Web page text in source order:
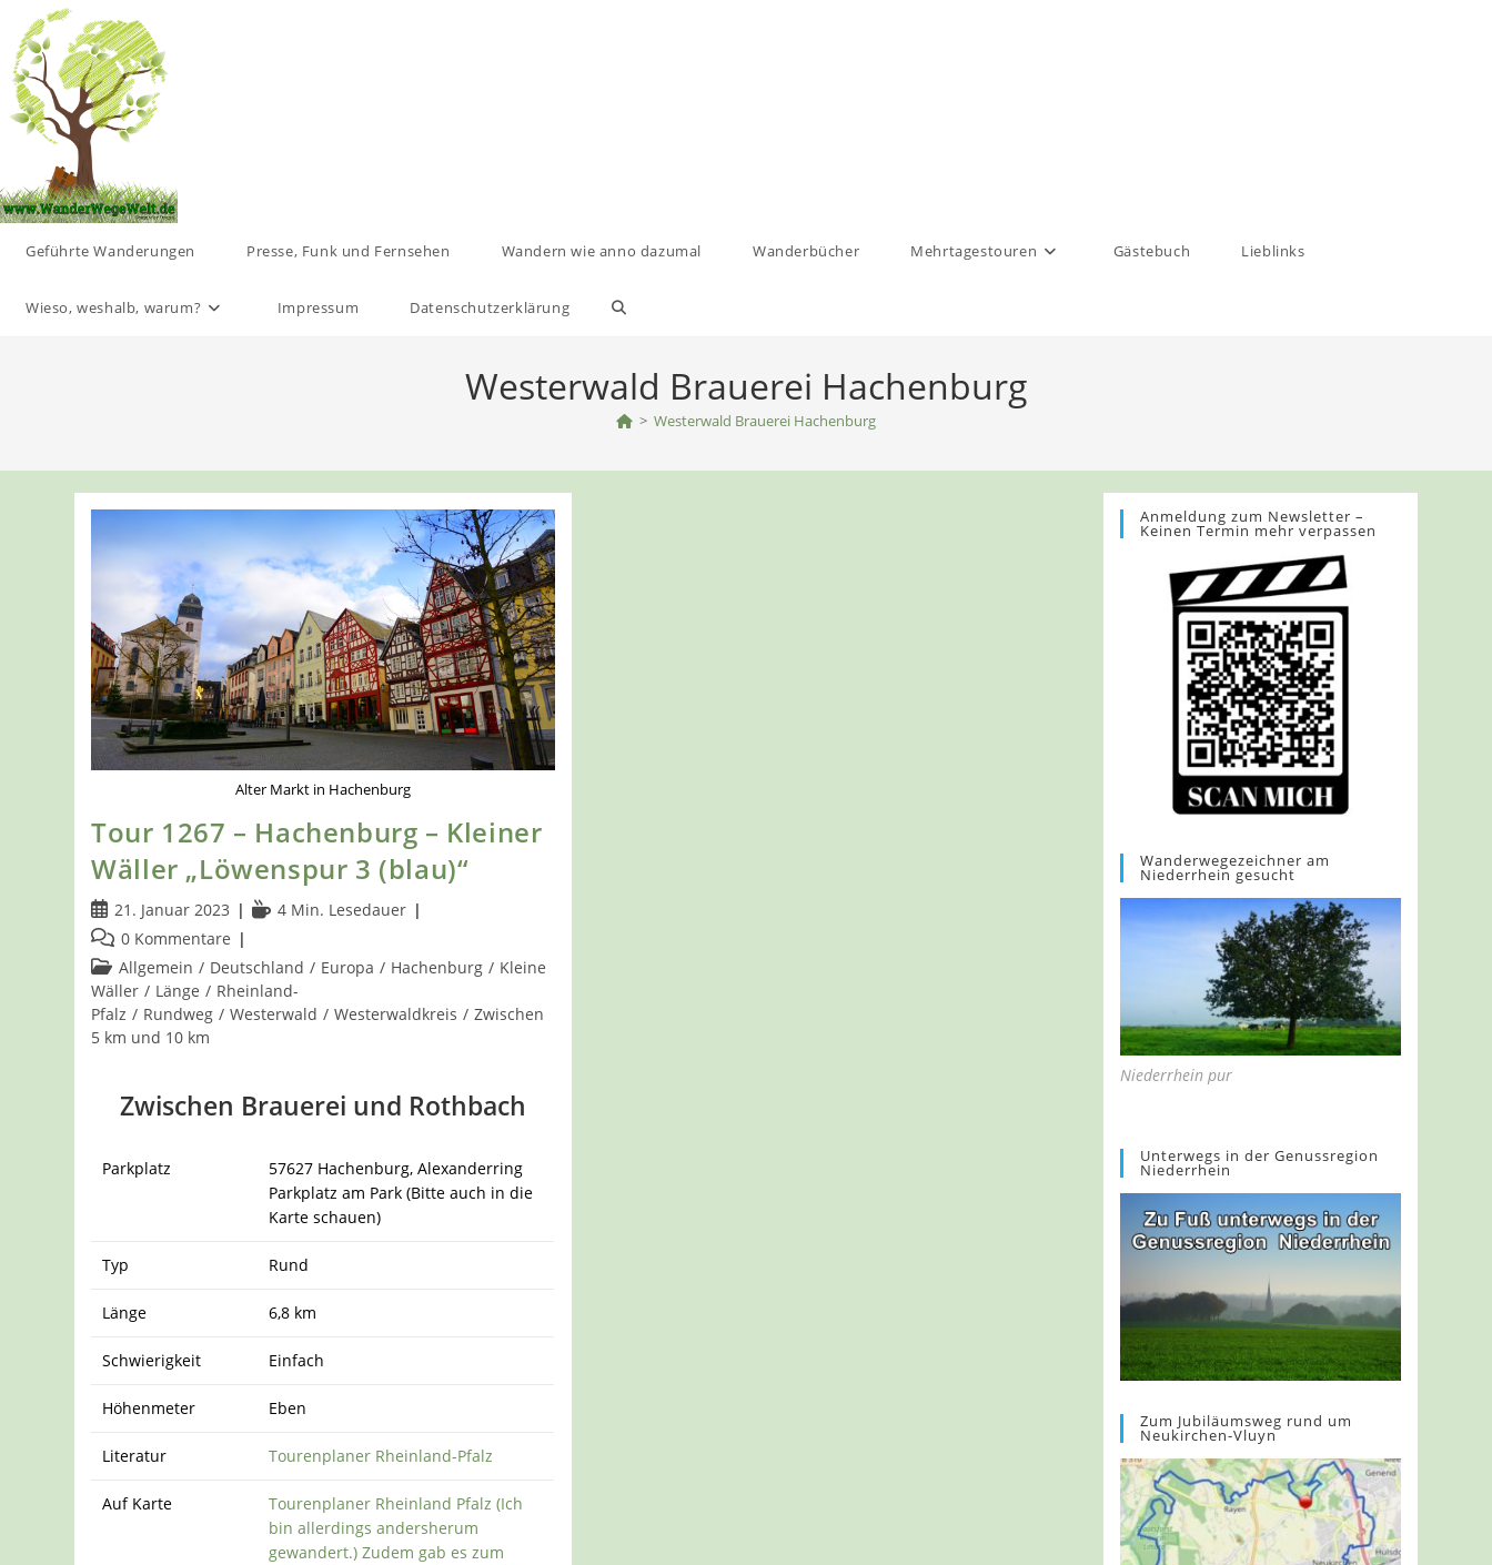
Inhalt
springen
Geführte Wanderungen Presse, Funk und Fernsehen Wandern wie anno dazumal Wanderbücher Mehrtagestouren Gästebuch Lieblinks
Wieso, weshalb, warum? Impressum Datenschutzerklärung Website-
umschalten
Westerwald Brauerei Hachenburg
> Westerwald Brauerei Hachenburg
Alter Markt in Hachenburg
Tour 1267 – Hachenburg – Kleiner
Wäller „Löwenspur 3 (blau)“
Beitrag
veröffentlicht:
21. Januar 2023 Lesedauer:
4 Min. Lesedauer
Beitrags-
Kommentare:
0 Kommentare
Beitrags-
Kategorie:
Allgemein / Deutschland / Europa / Hachenburg / Kleine
Wäller / Länge / Rheinland-
Pfalz / Rundweg / Westerwald / Westerwaldkreis / Zwischen
5 km und 10 km
Zwischen Brauerei und Rothbach
Parkplatz
57627 Hachenburg, Alexanderring
Parkplatz am Park (Bitte auch in die
Karte schauen)
Typ Rund
Länge 6,8 km
Schwierigkeit Einfach
Höhenmeter Eben
Literatur Tourenplaner Rheinland-Pfalz
Auf Karte
Tourenplaner Rheinland Pfalz (Ich
bin allerdings andersherum
gewandert.) Zudem gab es zum
Anmeldung zum Newsletter –
Keinen Termin mehr verpassen
Wanderwegezeichner am
Niederrhein gesucht
Niederrhein pur
Unterwegs in der Genussregion
Niederrhein
Zum Jubiläumsweg rund um
Neukirchen-Vluyn